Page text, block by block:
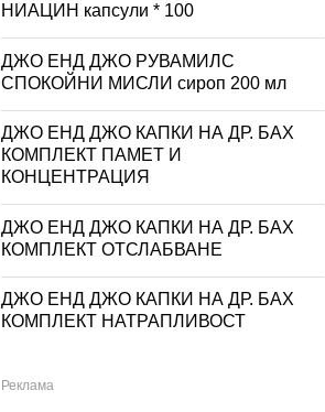
НИАЦИН капсули * 100
ДЖО ЕНД ДЖО РУВАМИЛС
СПОКОЙНИ МИСЛИ сироп 200 мл
ДЖО ЕНД ДЖО КАПКИ НА ДР. БАХ
КОМПЛЕКТ ПАМЕТ И
КОНЦЕНТРАЦИЯ
ДЖО ЕНД ДЖО КАПКИ НА ДР. БАХ
КОМПЛЕКТ ОТСЛАБВАНЕ
ДЖО ЕНД ДЖО КАПКИ НА ДР. БАХ
КОМПЛЕКТ НАТРАПЛИВОСТ